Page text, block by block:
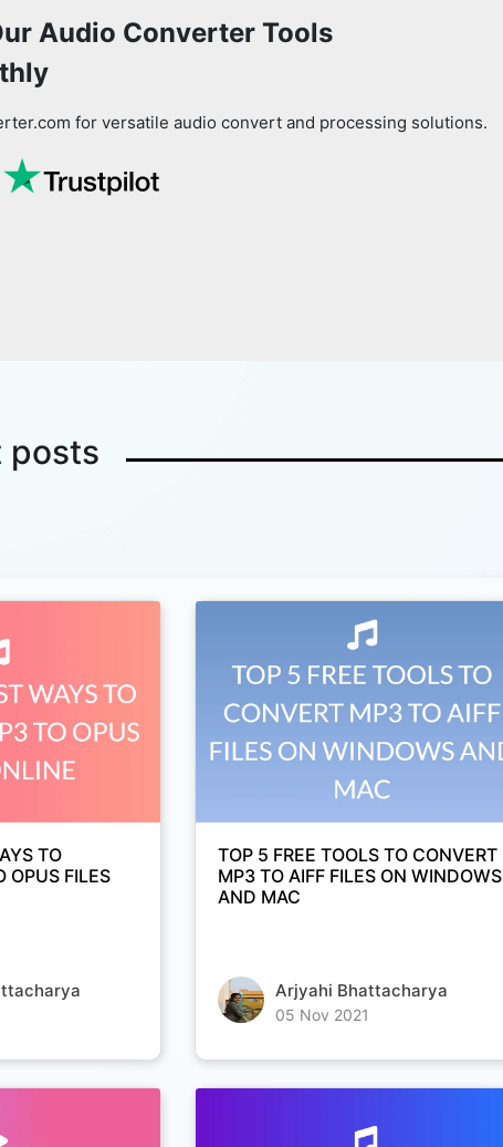
Audio Converter Tools
for versatile audio convert and processing solutions.
posts
TO
OPUS FILES
TOP 5 FREE TOOLS TO CONVERT
MP3 TO AIFF FILES ON WINDOWS
AND MAC
Arjyahi Bhattacharya
05 Nov 2021